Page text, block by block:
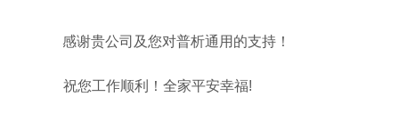
感谢贵公司及您对普析通用 的支持！
祝您工作顺利！全家平安幸福!